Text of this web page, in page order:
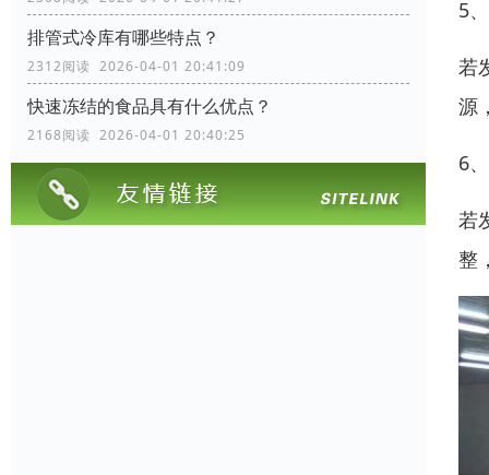
排管式冷库有哪些特点？
2312阅读 2026-04-01 20:41:09
快速冻结的食品具有什么优点？
2168阅读 2026-04-01 20:40:25
5
若
源
6
若
整